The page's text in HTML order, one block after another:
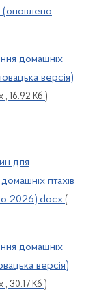
(оновлено
домашніх
версія)
, 16.92 Кб )
для
птахів
2026).docx (
домашніх
версія)
, 30.17 Кб )